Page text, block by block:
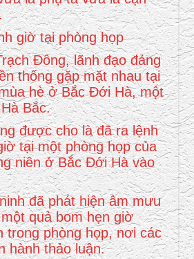
giờ tại phòng họp
Đông, lãnh đạo đảng
thống gặp mặt nhau tại
hè ở Bắc Đới Hà, một
Bắc.
được cho là đã ra lệnh
tại một phòng họp của
niên ở Bắc Đới Hà vào
đã phát hiện âm mưu
quả bom hẹn giờ
trong phòng họp, nơi các
hành thảo luận.